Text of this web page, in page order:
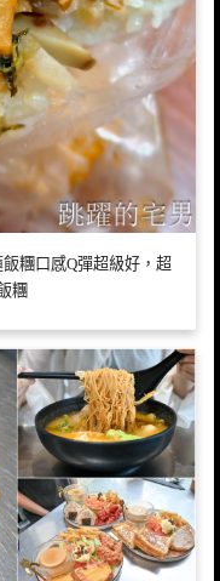
糰口感Q彈超級好，超
糰